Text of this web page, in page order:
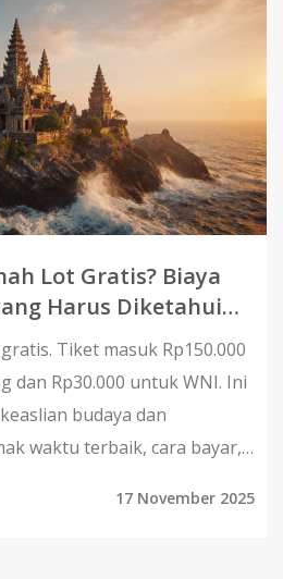
Lot Gratis? Biaya
Harus Diketahui
Tiket masuk Rp150.000
dan Rp30.000 untuk WNI. Ini
budaya dan
waktu terbaik, cara bayar,
17 November 2025